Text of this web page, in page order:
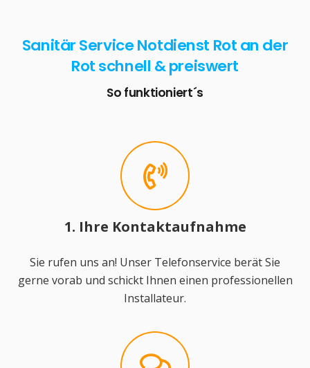
Sanitär Service Notdienst Rot an der
Rot schnell & preiswert
So funktioniert´s
1. Ihre Kontaktaufnahme
Sie rufen uns an! Unser Telefonservice berät Sie
gerne vorab und schickt Ihnen einen professionellen
Installateur.